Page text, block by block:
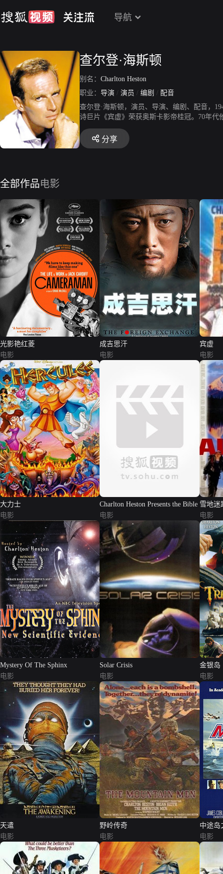
导航
查尔登·海斯顿
别名： Charlton Heston
职业： 导演 / 演员 / 编剧 / 配音
查尔登·海斯顿，演员、导演、编剧、配音，
诗巨片《宾虚》荣获奥斯卡影帝桂冠。70年
象。1977年荣获奥斯卡人道主义大奖。80年
变》。还曾任美国电影学院院长。至90年代
山庄家中辞世，享年84岁。
分享
全部作品电影
光影艳红菱
电影
成吉思汗
电影
宾虚
电影
大力士
电影
Charlton Heston Presents the Bible
电影
雪地迷
电影
Mystery Of The Sphinx
电影
Solar Crisis
电影
金银岛
电影
天遣
电影
野岭传奇
电影
中途岛
电影